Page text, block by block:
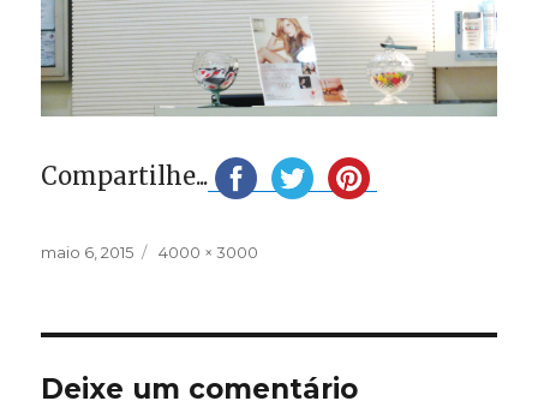
Compartilhe...
Publicado
maio 6, 2015
Tamanho
4000 × 3000
Deixe um comentário